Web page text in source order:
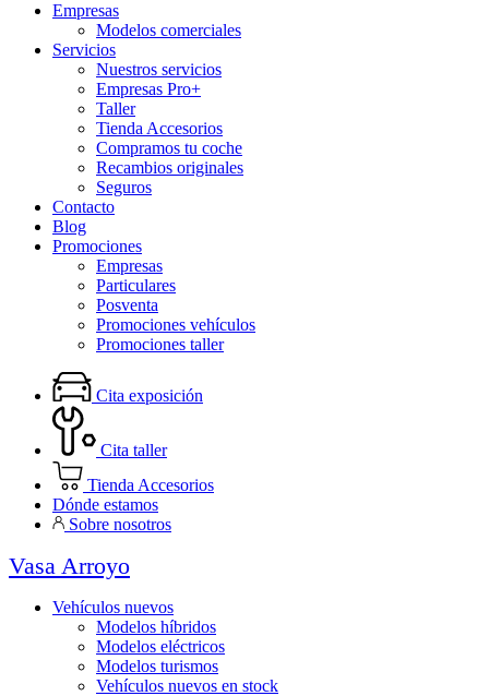
Empresas
Modelos comerciales
Servicios
Nuestros servicios
Empresas Pro+
Taller
Tienda Accesorios
Compramos tu coche
Recambios originales
Seguros
Contacto
Blog
Promociones
Empresas
Particulares
Posventa
Promociones vehículos
Promociones taller
Cita exposición
Cita taller
Tienda Accesorios
Dónde estamos
Sobre nosotros
Vasa Arroyo
Vehículos nuevos
Modelos híbridos
Modelos eléctricos
Modelos turismos
Vehículos nuevos en stock